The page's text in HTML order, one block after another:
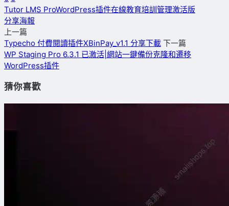
Tutor LMS ProWordPress插件在線教育培訓管理激活版
分享海報
上一篇
Typecho 付費閱讀插件XBinPay_v1.1 分享下載 下一篇
WP Staging Pro 6.3.1 已激活|網站一鍵備份克隆和遷移
WordPress插件
猜你喜歡